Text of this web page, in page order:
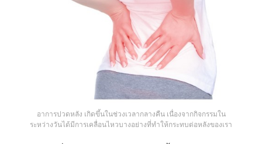
อาการปวดหลัง เกิดขึ้นในช่วงเวลากลางคืน เนื่องจากกิจกรรมใน
ระหว่างวันได้มีการเคลื่อนไหวบางอย่างที่ทำให้กระทบต่อหลังของเรา